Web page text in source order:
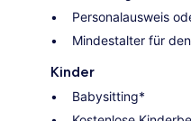
Personalausweis
Mindestalter für
Kinder
Babysitting*